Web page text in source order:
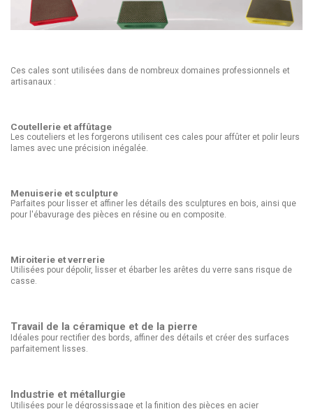
Ces cales sont utilisées dans de nombreux domaines professionnels et
artisanaux :
Coutellerie et affûtage
Les couteliers et les forgerons utilisent ces cales pour affûter et polir leurs
lames avec une précision inégalée.
Menuiserie et sculpture
Parfaites pour lisser et affiner les détails des sculptures en bois, ainsi que
pour l'ébavurage des pièces en résine ou en composite.
Miroiterie et verrerie
Utilisées pour dépolir, lisser et ébarber les arêtes du verre sans risque de
casse.
Travail de la céramique et de la pierre
Idéales pour rectifier des bords, affiner des détails et créer des surfaces
parfaitement lisses.
Industrie et métallurgie
Utilisées pour le dégrossissage et la finition des pièces en acier